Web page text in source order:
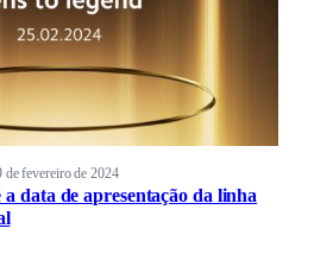
de fevereiro de 2024
a data de apresentação da linha